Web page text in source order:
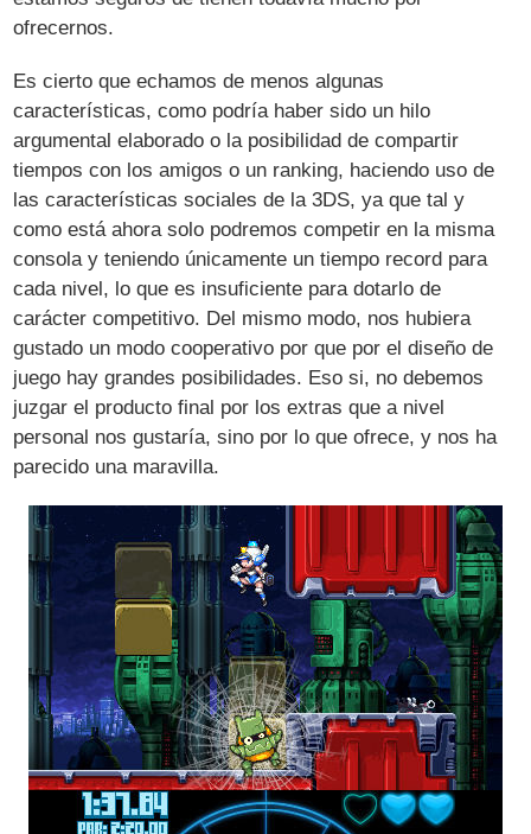
ofrecernos.
Es cierto que echamos de menos algunas
características, como podría haber sido un hilo
argumental elaborado o la posibilidad de compartir
tiempos con los amigos o un ranking, haciendo uso de
las características sociales de la 3DS, ya que tal y
como está ahora solo podremos competir en la misma
consola y teniendo únicamente un tiempo record para
cada nivel, lo que es insuficiente para dotarlo de
carácter competitivo. Del mismo modo, nos hubiera
gustado un modo cooperativo por que por el diseño de
juego hay grandes posibilidades. Eso si, no debemos
juzgar el producto final por los extras que a nivel
personal nos gustaría, sino por lo que ofrece, y nos ha
parecido una maravilla.